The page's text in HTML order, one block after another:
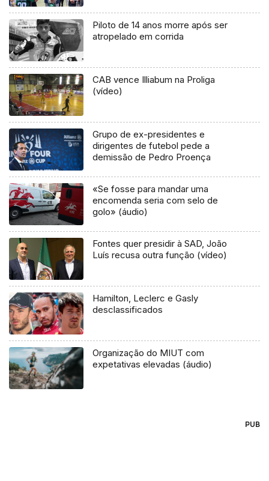
Piloto de 14 anos morre após ser
atropelado em corrida
CAB vence Illiabum na Proliga
(vídeo)
Grupo de ex-presidentes e
dirigentes de futebol pede a
demissão de Pedro Proença
«Se fosse para mandar uma
encomenda seria com selo de
golo» (áudio)
Fontes quer presidir à SAD, João
Luís recusa outra função (vídeo)
Hamilton, Leclerc e Gasly
desclassificados
Organização do MIUT com
expetativas elevadas (áudio)
PUB